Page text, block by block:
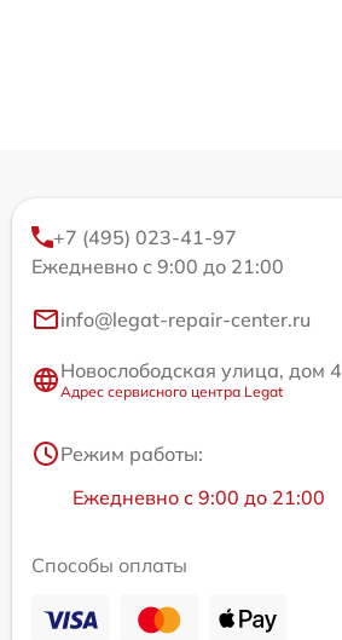
+7 (495) 023-41-97
Ежедневно с 9:00 до 21:00
info@legat-repair-center.ru
Новослободская улица, дом 4
Адрес сервисного центра Legat
Режим работы:
Ежедневно с 9:00 до 21:00
Способы оплаты